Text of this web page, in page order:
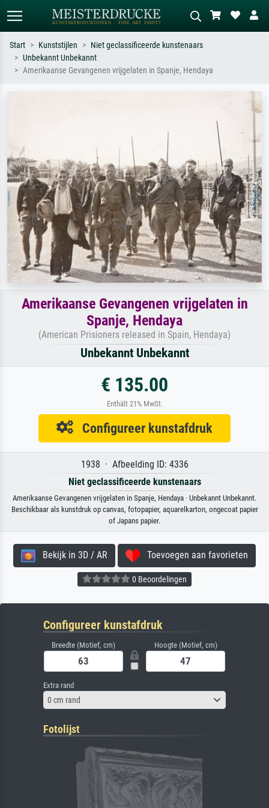
Standaard zoeken AI-beeldzoeker
olieverfschilderij, staand naakt naast
Start Kunststijlen
Niet geclassificeerde kunstenaars
Unbekannt Unbekannt
Amerikaanse Gevangenen vrijgelaten in Spanje, Hendaya
Amerikaanse Gevangenen vrijgelaten in
Spanje, Hendaya
(American Prisioners released in Spain, Hendaya)
Unbekannt Unbekannt
€ 135.00
Enthält 21% MwSt.
Configureer kunstafdruk
1938 · Afbeelding ID: 4336
Niet geclassificeerde kunstenaars
Amerikaanse Gevangenen vrijgelaten in Spanje, Hendaya · Unbekannt Unbekannt.
Beschikbaar als kunstdruk op canvas, fotopapier, aquarelkarton, ongecoat papier
of Japans papier.
Bekijk in 3D / AR Toevoegen aan favorieten
0 Beoordelingen
Configureer kunstafdruk
Breedte (Motief, cm) Hoogte (Motief, cm)
Extra rand
0 cm rand
Fotolijst